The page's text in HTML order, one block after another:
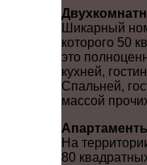
Шикарный
которого 50
это
кухней,
Спальней,
массой
На
80